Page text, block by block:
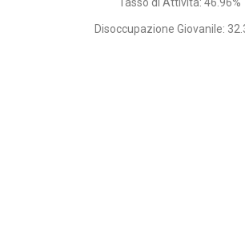
Disoccupazione Giovanile: